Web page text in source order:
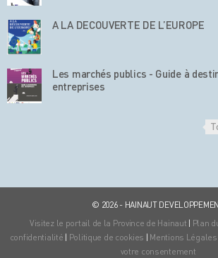
A LA DECOUVERTE DE L’EUROPE
Les marchés publics - Guide à
entreprises
© 2026 - HAINAUT
Visitez le portail de la Province de Hainaut | Plan
confidentialité | Politique de cookies | Mentions Légales
votre consentement